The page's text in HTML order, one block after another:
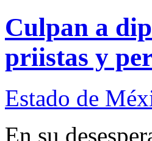
Culpan a
priistas y
Estado de
En su